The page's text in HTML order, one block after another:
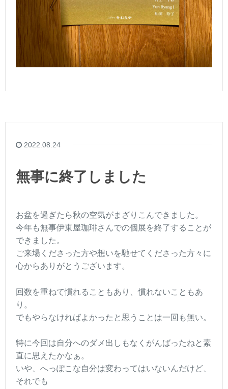
2022.08.24
無事に終了しました
お盆を過ぎたら秋の空気がまざりこんできました。
今年も無事伊東屋珈琲さんでの個展を終了することが
できました。
ご来場くださった方や想いを馳せてくださった方々に
心からありがとうございます。
回数を重ねて慣れることもあり、慣れないこともあ
り。
でもやらなければよかったと思うことは一回も無い。
特に今回は自分へのダメ出しもなくがんばったねと素
直に思えたかなぁ。
いや、へっぽこな自分は変わってはいないんだけど、
それでも